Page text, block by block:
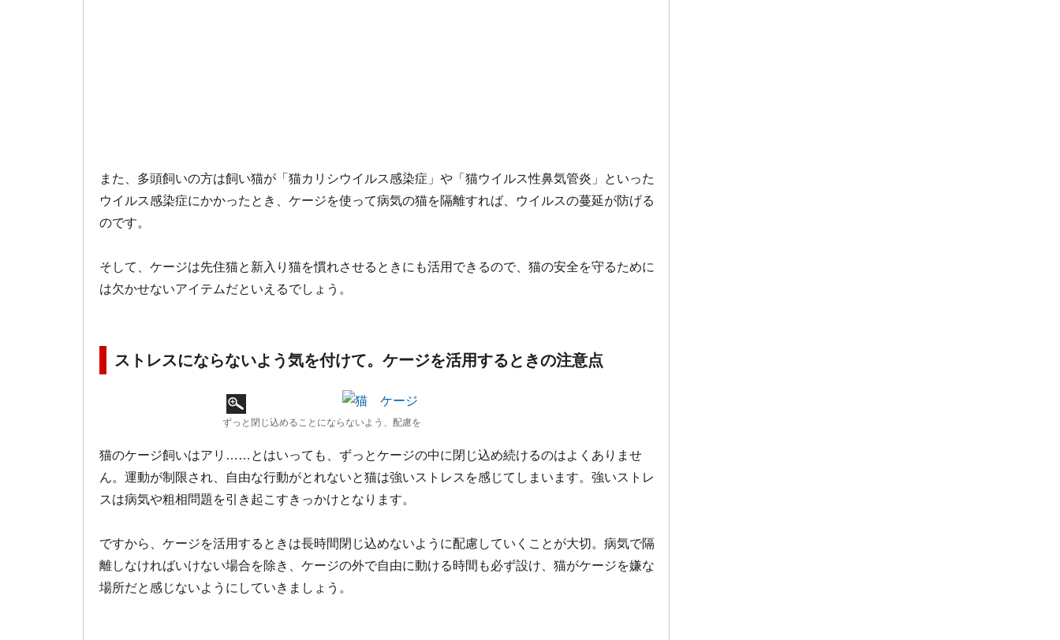
また、多頭飼いの方は飼い猫が「猫カリシウイルス感染症」や「猫ウイルス性鼻気管炎」といった
ウイルス感染症にかかったとき、ケージを使って病気の猫を隔離すれば、ウイルスの蔓延が防げる
のです。
そして、ケージは先住猫と新入り猫を慣れさせるときにも活用できるので、猫の安全を守るために
は欠かせないアイテムだといえるでしょう。
ストレスにならないよう気を付けて。ケージを活用するときの注意点
ずっと閉じ込めることにならないよう、配慮を
猫のケージ飼いはアリ……とはいっても、ずっとケージの中に閉じ込め続けるのはよくありませ
ん。運動が制限され、自由な行動がとれないと猫は強いストレスを感じてしまいます。強いストレ
スは病気や粗相問題を引き起こすきっかけとなります。
ですから、ケージを活用するときは長時間閉じ込めないように配慮していくことが大切。病気で隔
離しなければいけない場合を除き、ケージの外で自由に動ける時間も必ず設け、猫がケージを嫌な
場所だと感じないようにしていきましょう。